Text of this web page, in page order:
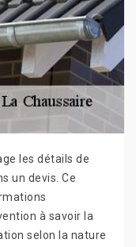
les détails de
un devis. Ce
à savoir la
selon la nature